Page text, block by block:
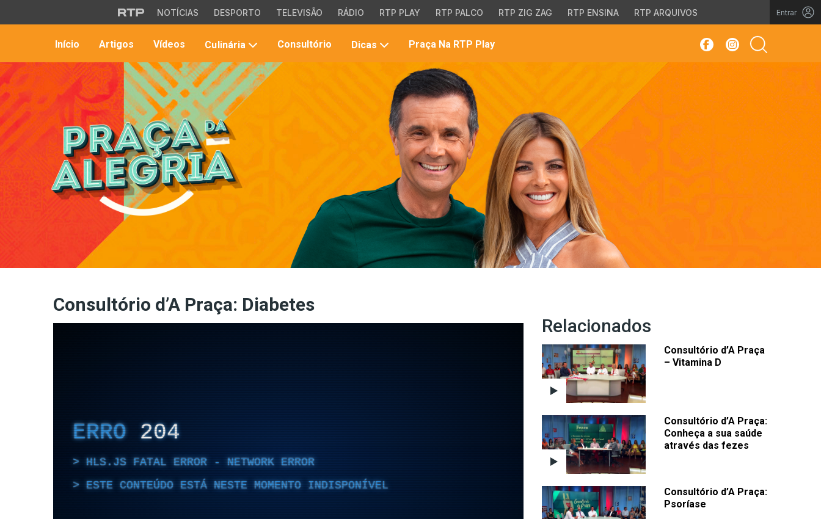
Saltar para o conteúdo principal
NOTÍCIAS DESPORTO TELEVISÃO RÁDIO RTP PLAY RTP PALCO RTP ZIG ZAG RTP ENSINA RTP ARQUIVOS Entrar
Início Artigos Vídeos Culinária Consultório Dicas Praça Na RTP Play
site
Consultório d’A Praça: Diabetes
Relacionados
Consultório d’A Praça
– Vitamina D
Consultório d’A Praça:
Conheça a sua saúde
através das fezes
Consultório d’A Praça:
Psoríase